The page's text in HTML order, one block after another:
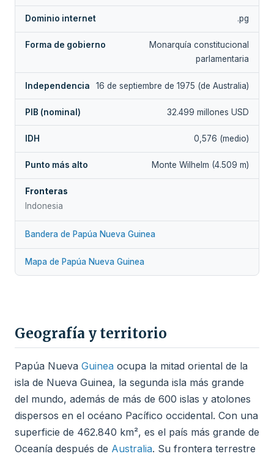
Dominio internet .pg
Forma de gobierno
Monarquía constitucional
parlamentaria
Independencia 16 de septiembre de 1975 (de Australia)
PIB (nominal) 32.499 millones USD
IDH 0,576 (medio)
Punto más alto Monte Wilhelm (4.509 m)
Fronteras
Indonesia
Bandera de Papúa Nueva Guinea
Mapa de Papúa Nueva Guinea
Geografía y territorio
Papúa Nueva Guinea ocupa la mitad oriental de la
isla de Nueva Guinea, la segunda isla más grande
del mundo, además de más de 600 islas y atolones
dispersos en el océano Pacífico occidental. Con una
superficie de 462.840 km², es el país más grande de
Oceanía después de Australia. Su frontera terrestre